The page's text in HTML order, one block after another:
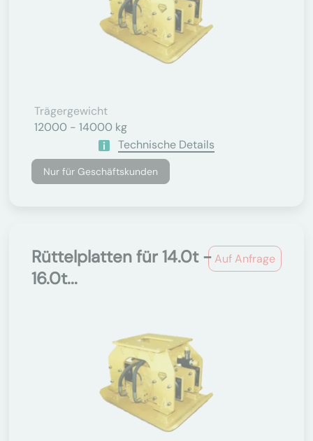
Trägergewicht
12000 - 14000 kg
Technische Details
Nur für Geschäftskunden
Auf Anfrage
Rüttelplatten für 14.0t -
16.0t...